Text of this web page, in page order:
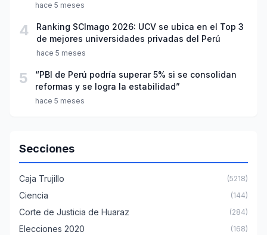
año escolar 2026
hace 5 meses
4
Ranking SCImago 2026: UCV se ubica en el Top 3
de mejores universidades privadas del Perú
hace 5 meses
5
“PBI de Perú podría superar 5% si se consolidan
reformas y se logra la estabilidad”
hace 5 meses
Secciones
Caja Trujillo (5218)
Ciencia (144)
Corte de Justicia de Huaraz (284)
Elecciones 2020 (168)